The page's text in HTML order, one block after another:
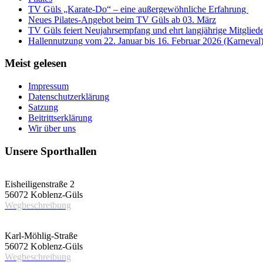
TV Güls „Karate-Do“ – eine außergewöhnliche Erfahrung
Neues Pilates-Angebot beim TV Güls ab 03. März
TV Güls feiert Neujahrsempfang und ehrt langjährige
Hallennutzung vom 22. Januar bis 16. Februar 2026 (Karneval)
Meist gelesen
Impressum
Datenschutzerklärung
Satzung
Beitrittserklärung
Wir über uns
Unsere Sporthallen
Eisheiligenstraße 2
56072 Koblenz-Güls
Wegbeschreibung
Karl-Möhlig-Straße
56072 Koblenz-Güls
Wegbeschreibung